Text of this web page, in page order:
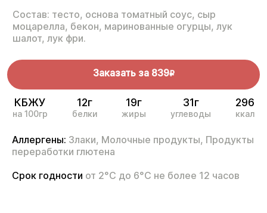
Состав: тесто, основа томатный соус, сыр
моцарелла, бекон, маринованные огурцы, лук
шалот, лук фри.
Заказать за 839R
КБЖУ
на 100гр
12г
белки
19г
жиры
31г
углеводы
296
ккал
Аллергены: Злаки, Молочные продукты, Продукты
переработки глютена
Срок годности от 2°С до 6°С не более 12 часов